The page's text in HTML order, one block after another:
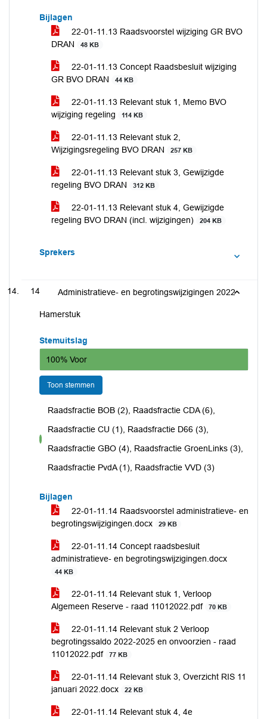
Bijlagen
22-01-11.13 Raadsvoorstel wijziging GR BVO
DRAN
48 KB
22-01-11.13 Concept Raadsbesluit wijziging
GR BVO DRAN
44 KB
22-01-11.13 Relevant stuk 1, Memo BVO
wijziging regeling
114 KB
22-01-11.13 Relevant stuk 2,
Wijzigingsregeling BVO DRAN
257 KB
22-01-11.13 Relevant stuk 3, Gewijzigde
regeling BVO DRAN
312 KB
22-01-11.13 Relevant stuk 4, Gewijzigde
regeling BVO DRAN (incl. wijzigingen)
204 KB
Sprekers
14 Administratieve- en begrotingswijzigingen 2022
Hamerstuk
Stemuitslag
100% Voor
Toon stemmen
voor
Raadsfractie BOB (2), Raadsfractie CDA (6),
Raadsfractie CU (1), Raadsfractie D66 (3),
Raadsfractie GBO (4), Raadsfractie GroenLinks (3),
Raadsfractie PvdA (1), Raadsfractie VVD (3)
Bijlagen
22-01-11.14 Raadsvoorstel administratieve- en
begrotingswijzigingen.docx
29 KB
22-01-11.14 Concept raadsbesluit
administratieve- en begrotingswijzigingen.docx
44 KB
22-01-11.14 Relevant stuk 1, Verloop
Algemeen Reserve - raad 11012022.pdf
70 KB
22-01-11.14 Relevant stuk 2 Verloop
begrotingssaldo 2022-2025 en onvoorzien - raad
11012022.pdf
77 KB
22-01-11.14 Relevant stuk 3, Overzicht RIS 11
januari 2022.docx
22 KB
22-01-11.14 Relevant stuk 4, 4e